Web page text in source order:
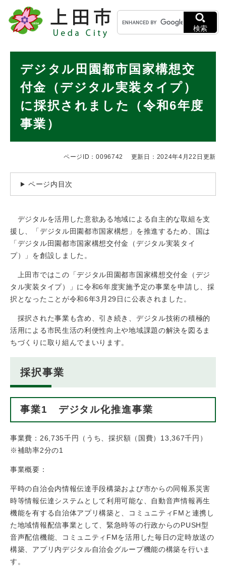
メニューを飛ばして本文へ
キ
ー
ワ
検
索
検索
デジタル田園都市国家構想交
付金（デジタル実装タイプ）
に採択されました（令和6年度
事業）
ページID：0096742 更新日：2024年4月22日更新
ページ内目次
デジタルを活用した意欲ある地域による自主的な取組を支
援し、「デジタル田園都市国家構想」を推進するため、国は
「デジタル田園都市国家構想交付金（デジタル実装タイ
プ）」を創設しました。
上田市ではこの「デジタル田園都市国家構想交付金（デジ
タル実装タイプ）」に令和6年度実施予定の事業を申請し、採
択となったことが令和6年3月29日に公表されました。
採択された事業も含め、引き続き、デジタル技術の積極的
活用による市民生活の利便性向上や地域課題の解決を図るま
ちづくりに取り組んでまいります。
採択事業
事業1 デジタル化推進事業
事業費：26,735千円（うち、採択額（国費）13,367千円）
※補助率2分の1
事業概要：
平時の自治会内情報伝達手段構築および市からの同報系災害
時等情報伝達システムとして利用可能な、自動音声情報再生
機能を有する自治体アプリ構築と、コミュニティFMと連携し
た地域情報配信事業として、緊急時等の行政からのPUSH型
音声配信機能、コミュニティFMを活用した毎日の定時放送の
構築、アプリ内デジタル自治会グループ機能の構築を行いま
す。​